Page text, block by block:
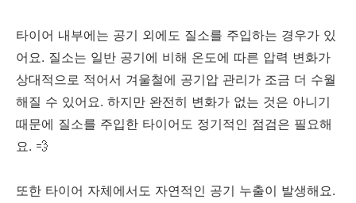
타이어 내부에는 공기 외에도 질소를 주입하는 경우가 있
어요. 질소는 일반 공기에 비해 온도에 따른 압력 변화가
상대적으로 적어서 겨울철에 공기압 관리가 조금 더 수월
해질 수 있어요. 하지만 완전히 변화가 없는 것은 아니기
때문에 질소를 주입한 타이어도 정기적인 점검은 필요해
요. 💨
또한 타이어 자체에서도 자연적인 공기 누출이 발생해요.